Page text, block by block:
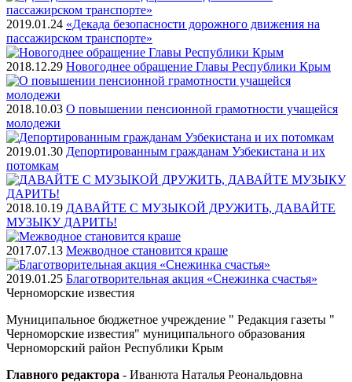
2019.01.24 «Декада безопасности дорожного движения на
пассажирском транспорте»
2018.12.29 Новогоднее обращение Главы Республики Крым
2018.10.03 О повышении пенсионной грамотности учащейся
молодежи
2019.01.30 Депортированным гражданам Узбекистана и их
потомкам
2018.10.19 ДАВАЙТЕ С МУЗЫКОЙ ДРУЖИТЬ, ДАВАЙТЕ
МУЗЫКУ ДАРИТЬ!
2017.07.13 Межводное становится краше
2019.01.25 Благотворительная акция «Снежинка счастья»
Черноморские известия
Муниципальное бюджетное учреждение " Редакция газеты "
Черноморские известия" муниципального образования
Черноморский район Республики Крым
Главного редактора - Иванюта Наталья Реональдовна